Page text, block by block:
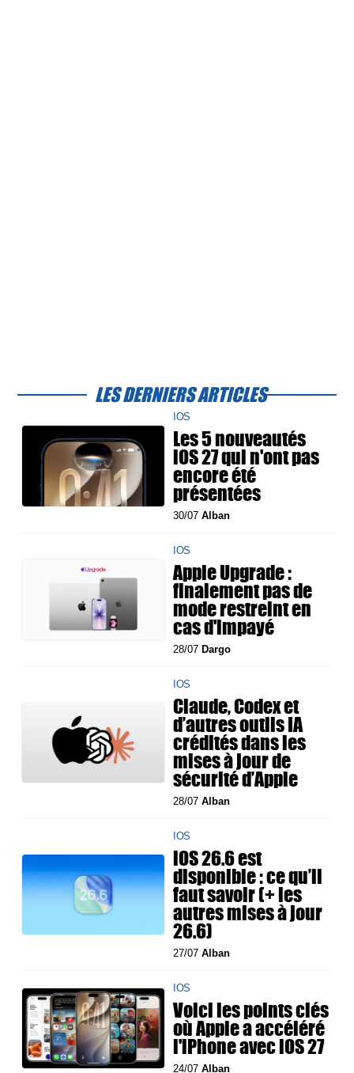
LES DERNIERS ARTICLES
IOS
Les 5 nouveautés
iOS 27 qui n'ont pas
encore été
présentées
30/07Alban
IOS
Apple Upgrade :
finalement pas de
mode restreint en
cas d'impayé
28/07 Dargo
IOS
Claude, Codex et
d’autres outils IA
crédités dans les
mises à jour de
sécurité d’Apple
28/07Alban
IOS
iOS 26.6 est
disponible : ce qu’il
faut savoir (+ les
autres mises à jour
26.6)
27/07Alban
IOS
Voici les points clés
où Apple a accéléré
l'iPhone avec iOS 27
24/07Alban